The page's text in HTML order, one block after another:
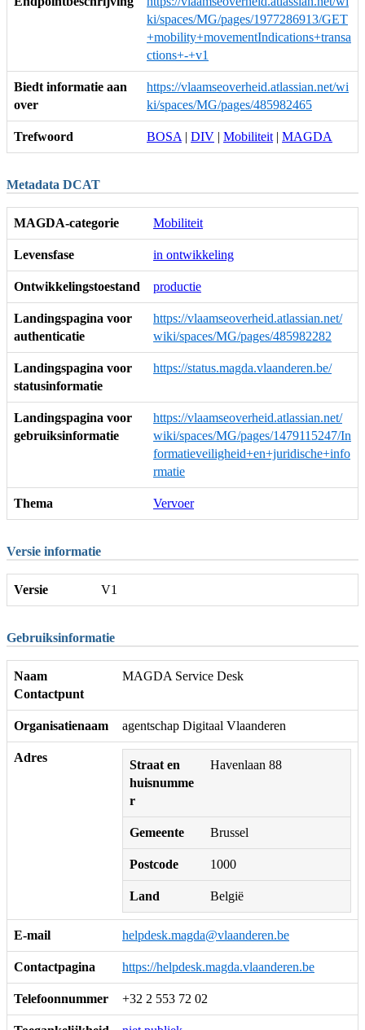
ki/spaces/MG/pages/1977286913/GET
+mobility+movementIndications+transa
ctions+-+v1
Biedt informatie aan
over
https://vlaamseoverheid.atlassian.net/wi
ki/spaces/MG/pages/485982465
Trefwoord BOSA | DIV | Mobiliteit | MAGDA
Metadata DCAT
MAGDA-categorie Mobiliteit
Levensfase in ontwikkeling
Ontwikkelingstoestand productie
Landingspagina voor
authenticatie
https://vlaamseoverheid.atlassian.net/
wiki/spaces/MG/pages/485982282
Landingspagina voor
statusinformatie
https://status.magda.vlaanderen.be/
Landingspagina voor
gebruiksinformatie
https://vlaamseoverheid.atlassian.net/
wiki/spaces/MG/pages/1479115247/In
formatieveiligheid+en+juridische+info
rmatie
Thema Vervoer
Versie informatie
Versie V1
Gebruiksinformatie
Naam
Contactpunt
MAGDA Service Desk
Organisatienaam agentschap Digitaal Vlaanderen
Adres
Straat en
huisnumme
r
Havenlaan 88
Gemeente Brussel
Postcode 1000
Land België
E-mail helpdesk.magda@vlaanderen.be
Contactpagina https://helpdesk.magda.vlaanderen.be
Telefoonnummer +32 2 553 72 02